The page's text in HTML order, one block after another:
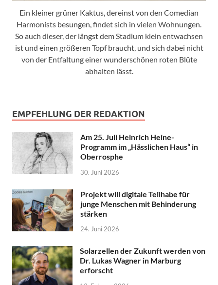
Ein kleiner grüner Kaktus, dereinst von den Comedian
Harmonists besungen, findet sich in vielen Wohnungen.
So auch dieser, der längst dem Stadium klein entwachsen
ist und einen größeren Topf braucht, und sich dabei nicht
von der Entfaltung einer wunderschönen roten Blüte
abhalten lässt.
EMPFEHLUNG DER REDAKTION
Am 25. Juli Heinrich Heine-
Programm im „Hässlichen Haus“ in
Oberrosphe
30. Juni 2026
Projekt will digitale Teilhabe für
junge Menschen mit Behinderung
stärken
24. Juni 2026
Solarzellen der Zukunft werden von
Dr. Lukas Wagner in Marburg
erforscht